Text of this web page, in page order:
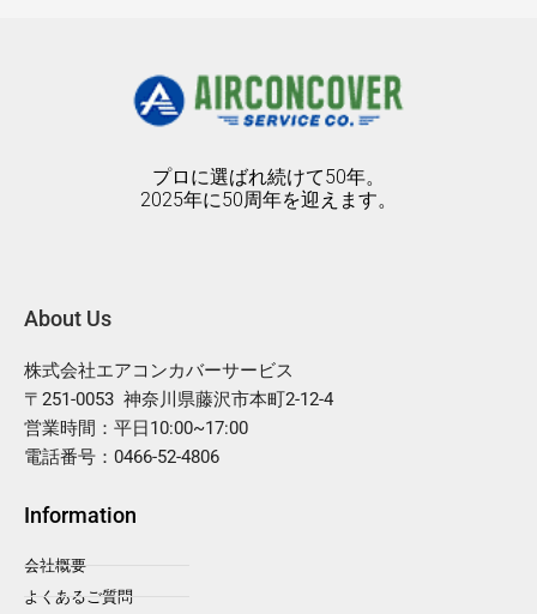
プロに選ばれ続けて50年。
2025年に50周年を迎えます。
About Us
株式会社エアコンカバーサービス
〒251-0053 神奈川県藤沢市本町2-12-4
営業時間：平日10:00~17:00
電話番号：0466-52-4806
Information
会社概要
よくあるご質問